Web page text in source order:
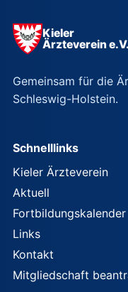
Kieler
Ärzteverein e.V.
Gemeinsam für die
Schleswig-Holstein.
Schnelllinks
Kieler Ärzteverein
Aktuell
Fortbildungskalender
Links
Kontakt
Mitgliedschaft